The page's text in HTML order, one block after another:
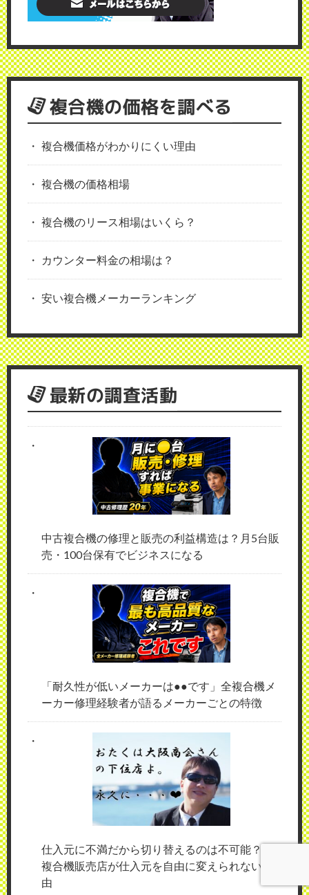
複合機の価格を調べる
複合機価格がわかりにくい理由
複合機の価格相場
複合機のリース相場はいくら？
カウンター料金の相場は？
安い複合機メーカーランキング
最新の調査活動
中古複合機の修理と販売の利益構造は？月5台販
売・100台保有でビジネスになる
「耐久性が低いメーカーは●●です」全複合機メ
ーカー修理経験者が語るメーカーごとの特徴
仕入元に不満だから切り替えるのは不可能？！
複合機販売店が仕入元を自由に変えられない理
由